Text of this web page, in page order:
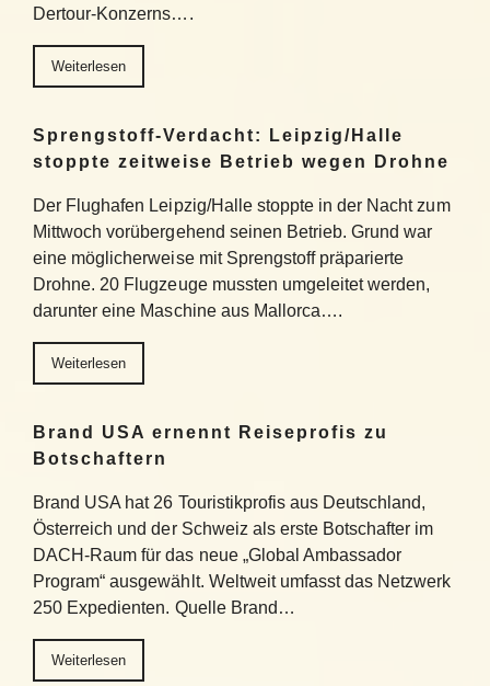
Dertour-Konzerns….
Weiterlesen
Sprengstoff-Verdacht: Leipzig/Halle
stoppte zeitweise Betrieb wegen Drohne
Der Flughafen Leipzig/Halle stoppte in der Nacht zum
Mittwoch vorübergehend seinen Betrieb. Grund war
eine möglicherweise mit Sprengstoff präparierte
Drohne. 20 Flugzeuge mussten umgeleitet werden,
darunter eine Maschine aus Mallorca….
Weiterlesen
Brand USA ernennt Reiseprofis zu
Botschaftern
Brand USA hat 26 Touristikprofis aus Deutschland,
Österreich und der Schweiz als erste Botschafter im
DACH-Raum für das neue „Global Ambassador
Program“ ausgewählt. Weltweit umfasst das Netzwerk
250 Expedienten. Quelle Brand…
Weiterlesen